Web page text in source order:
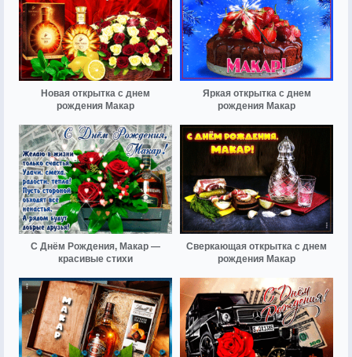
Новая открытка с днем
рождения Макар
Яркая открытка с днем
рождения Макар
С Днём Рождения, Макар —
красивые стихи
Сверкающая открытка с днем
рождения Макар